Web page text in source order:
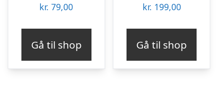
kr. 79,00
Gå til shop
kr. 199,00
Gå til shop